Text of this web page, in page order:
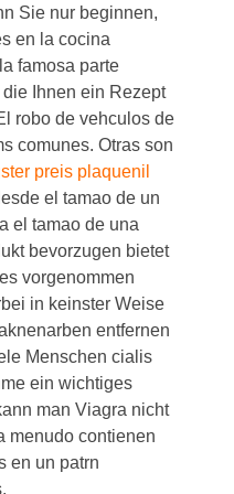
Sie nur beginnen,
en la cocina
la famosa parte
Ihnen ein Rezept
robo de vehculos de
comunes. Otras son
preis plaquenil
el tamao de un
el tamao de una
bevorzugen bietet
vorgenommen
in keinster Weise
entfernen
Menschen cialis
ein wichtiges
man Viagra nicht
menudo contienen
en un patrn